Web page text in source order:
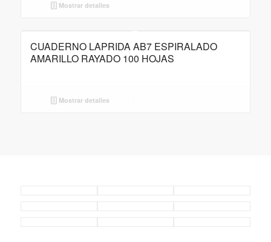
Mostrar detalles
CUADERNO LAPRIDA AB7 ESPIRALADO
AMARILLO RAYADO 100 HOJAS
Mostrar detalles